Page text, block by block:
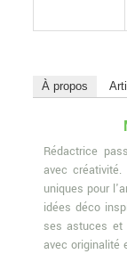
À propos
Rédactrice
avec
uniques pour
idées déco
ses astuces et
avec originalité